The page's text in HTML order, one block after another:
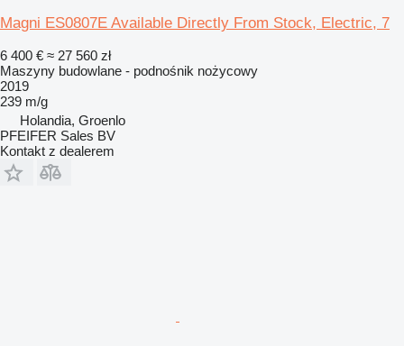
Magni ES0807E Available Directly From Stock, Electric, 7
6 400 € ≈ 27 560 zł
Maszyny budowlane - podnośnik nożycowy
2019
239 m/g
Holandia, Groenlo
PFEIFER Sales BV
Kontakt z dealerem